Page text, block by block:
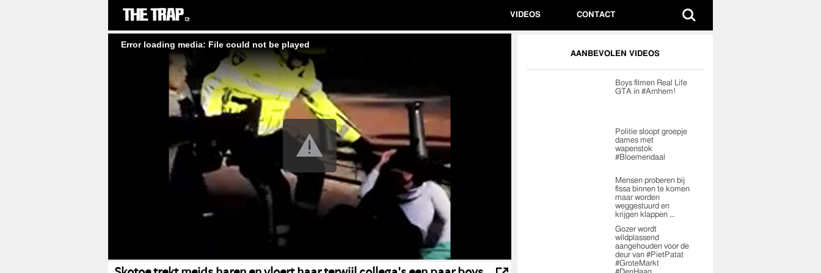
VIDEOS CONTACT
Error loading media: File could not be played
AANBEVOLEN VIDEOS
Boys filmen Real Life
GTA in #Arnhem!
Politie sloopt groepje
dames met
wapenstok
#Bloemendaal
Mensen proberen bij
fissa binnen te komen
maar worden
weggestuurd en
krijgen klappen …
Gozer wordt
wildplassend
aangehouden voor de
deur van #PietPatat
#GroteMarkt